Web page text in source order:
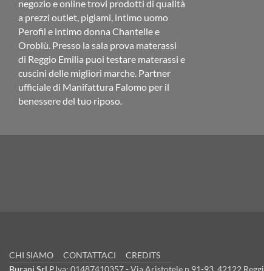
negozio e online trovi prodotti di qualità
a prezzi outlet, pigiami, intimo uomo
Perofil e intimo donna Chantelle e
Oroblù. Presso la sala prova materassi
di Reggio Emilia puoi testare materassi e
cuscini delle migliori marche. Partner
ufficiale di Manifattura Falomo per il
benessere del tuo riposo.
CHI SIAMO CONTATTACI
CREDITS
Burani Srl P.Iva: 01487410357 - Via Aristotele n.91-93, 42122